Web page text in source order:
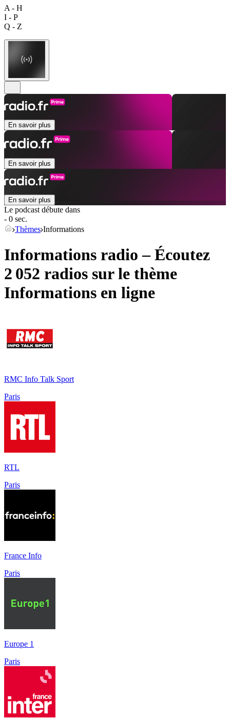
A - H
I - P
Q - Z
En savoir plus
En savoir plus
En savoir plus
Le podcast débute dans
- 0 sec.
Thèmes Informations
Informations radio – Écoutez
2 052 radios sur le thème
Informations en ligne
RMC Info Talk Sport
Paris
RTL
Paris
France Info
Paris
Europe 1
Paris